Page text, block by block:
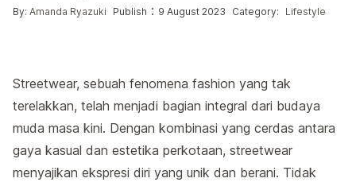
Posted by
By: Amanda Ryazuki Publish : 9 August 2023 Posted in
Category: Lifestyle
Streetwear, sebuah fenomena fashion yang tak
terelakkan, telah menjadi bagian integral dari budaya
muda masa kini. Dengan kombinasi yang cerdas antara
gaya kasual dan estetika perkotaan, streetwear
menyajikan ekspresi diri yang unik dan berani. Tidak